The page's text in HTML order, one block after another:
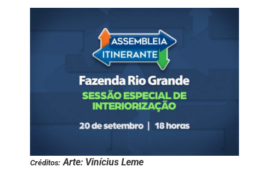
Créditos: Arte: Vinícius Leme